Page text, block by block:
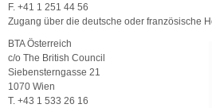
F. +41 1 251 44 56
Zugang über die deutsche oder französische
BTA Österreich
c/o The British Council
Siebensterngasse 21
1070 Wien
T. +43 1 533 26 16